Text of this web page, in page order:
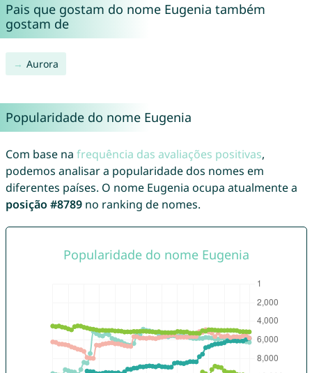
Pais que gostam do nome Eugenia também
gostam de
Aurora
Popularidade do nome Eugenia
Com base na frequência das avaliações positivas,
podemos analisar a popularidade dos nomes em
diferentes países. O nome Eugenia ocupa atualmente a
posição #8789no ranking de nomes.